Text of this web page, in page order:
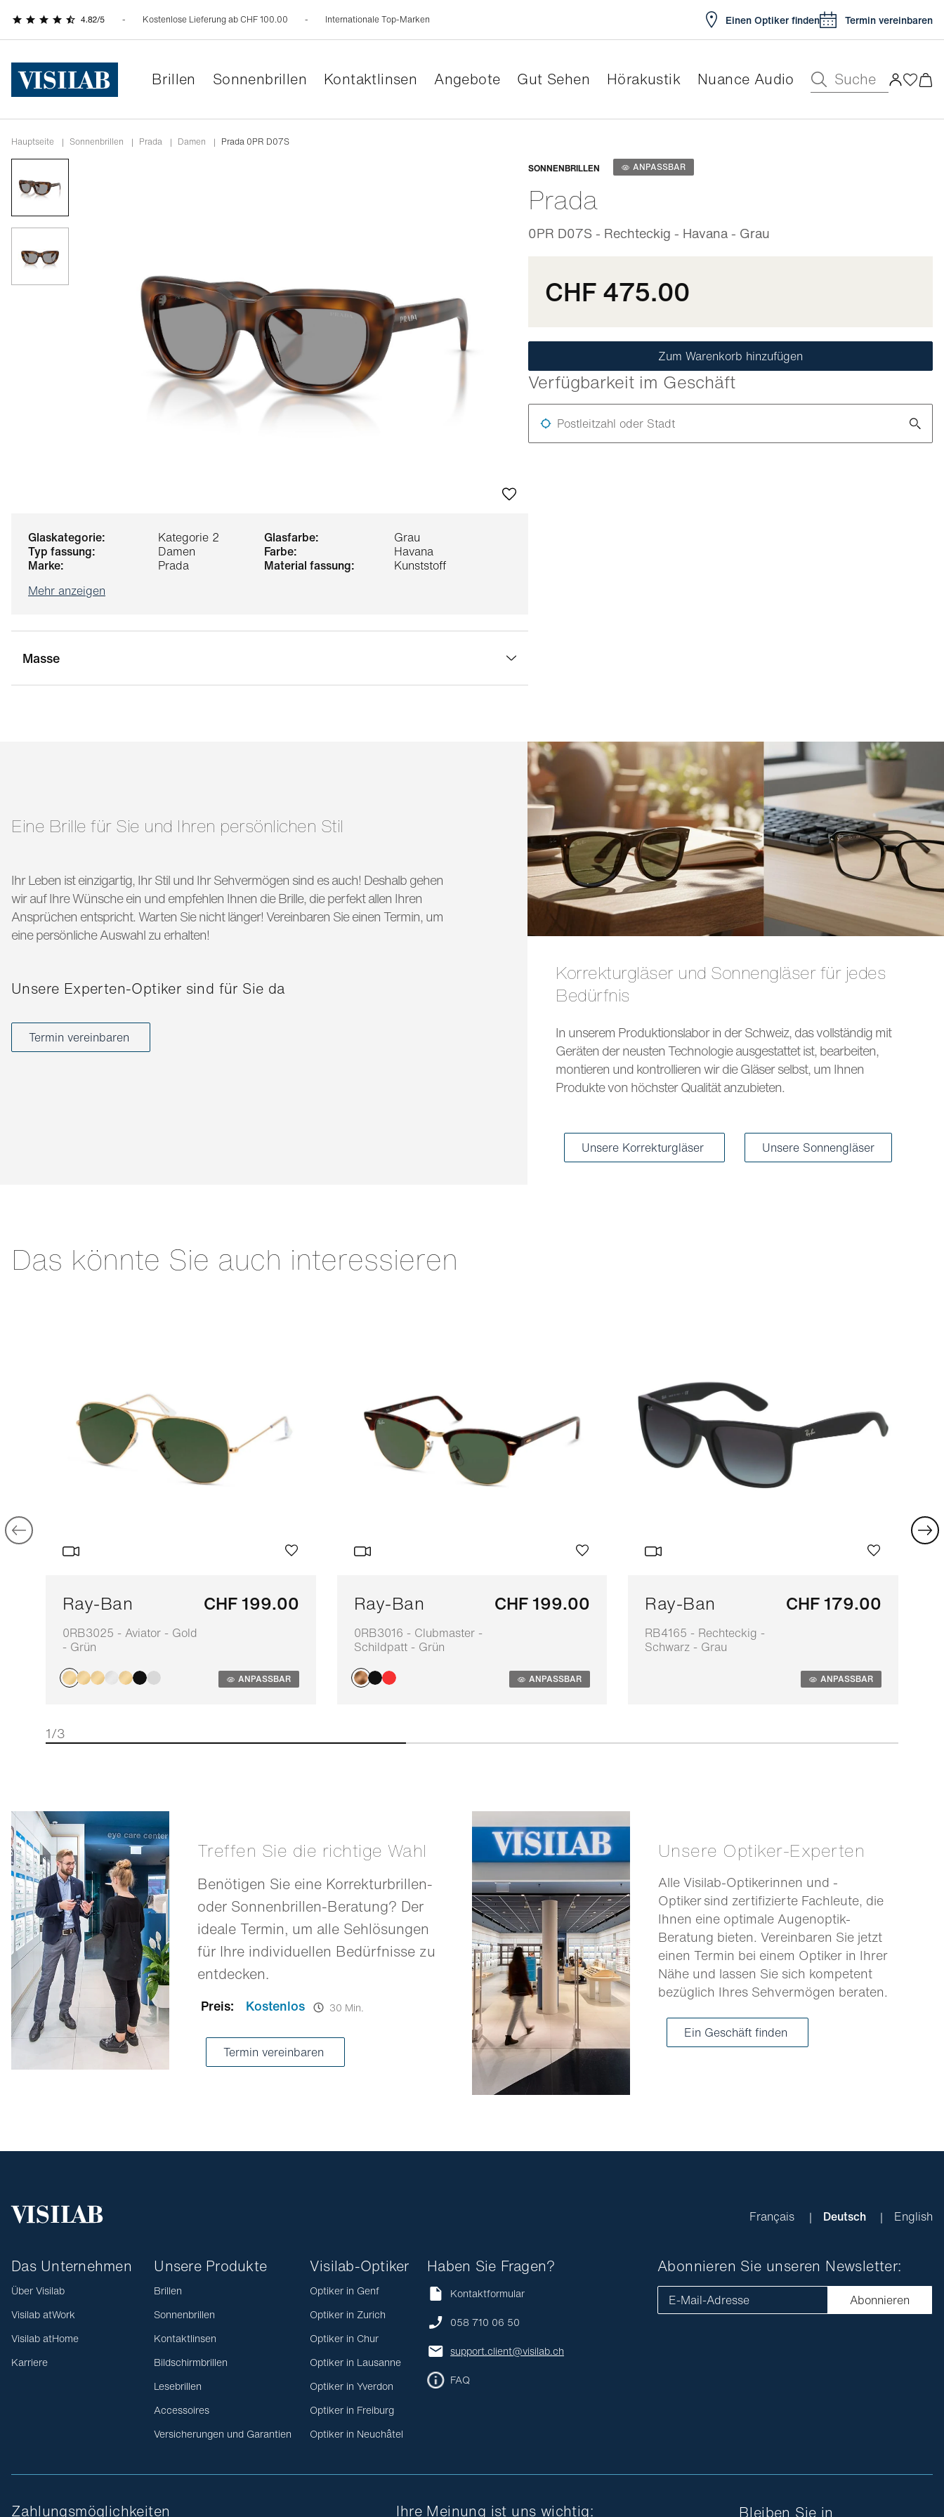
Kostenlose Lieferung ab CHF 100.00 Internationale Top-Marken Einen Optiker finden Termin vereinbaren
Brillen Sonnenbrillen Kontaktlinsen Angebote Gut Sehen Hörakustik Nuance Audio Suche
Hauptseite | Sonnenbrillen | prada | damen | Prada 0PR D07S
glaskategorie: Kategorie 2 glasfarbe:
Grau
typ fassung:
Damen farbe:
Havana
marke:
Prada material fassung:
Kunststoff
Mehr anzeigen
Masse
SONNENBRILLEN ANPASSBAR
Prada
0PR D07S - Rechteckig - Havana - Grau
Anpassbar
CHF 475.00
Zum Warenkorb hinzufügen
Verfügbarkeit im Geschäft
Postleitzahl oder Stadt
Eine Brille für Sie und Ihren persönlichen Stil
Ihr Leben ist einzigartig, Ihr Stil und Ihr Sehvermögen sind es auch! Deshalb gehen
wir auf Ihre Wünsche ein und empfehlen Ihnen die Brille, die perfekt allen Ihren
Ansprüchen entspricht. Warten Sie nicht länger! Vereinbaren Sie einen Termin, um
eine persönliche Auswahl zu erhalten!
Unsere Experten-Optiker sind für Sie da
Termin vereinbaren
Korrekturgläser und Sonnengläser für jedes
Bedürfnis
In unserem Produktionslabor in der Schweiz, das vollständig mit
Geräten der neusten Technologie ausgestattet ist, bearbeiten,
montieren und kontrollieren wir die Gläser selbst, um Ihnen
Produkte von höchster Qualität anzubieten.
Unsere Korrekturgläser Unsere Sonnengläser
Das könnte Sie auch interessieren
Ray-Ban
0RB3025 - Aviator - Gold
- Grün
CHF 199.00
ANPASSBAR
Ray-Ban
0RB3016 - Clubmaster -
Schildpatt - Grün
CHF 199.00
ANPASSBAR
Ray-Ban
RB4165 - Rechteckig -
Schwarz - Grau
CHF 179.00
ANPASSBAR
1/3
Treffen Sie die richtige Wahl
Benötigen Sie eine Korrekturbrillen-
oder Sonnenbrillen-Beratung? Der
ideale Termin, um alle Sehlösungen
für Ihre individuellen Bedürfnisse zu
entdecken.
Preis: Kostenlos 30 Min.
Termin vereinbaren
Unsere Optiker-Experten
Alle Visilab-Optikerinnen und -
Optiker sind zertifizierte Fachleute, die
Ihnen eine optimale Augenoptik-
Beratung bieten. Vereinbaren Sie jetzt
einen Termin bei einem Optiker in Ihrer
Nähe und lassen Sie sich kompetent
bezüglich Ihres Sehvermögen beraten.
Ein Geschäft finden
Français Deutsch English
Das Unternehmen
Über Visilab
Visilab atWork
Visilab atHome
Karriere
Unsere Produkte
Brillen
Sonnenbrillen
Kontaktlinsen
Bildschirmbrillen
Lesebrillen
Accessoires
Versicherungen und Garantien
Visilab-Optiker
Optiker in Genf
Optiker in Zurich
Optiker in Chur
Optiker in Lausanne
Optiker in Yverdon
Optiker in Freiburg
Optiker in Neuchâtel
Haben Sie Fragen?
Kontaktformular
058 710 06 50
support.client@visilab.ch
FAQ
Abonnieren Sie unseren Newsletter:
E-Mail-Adresse Abonnieren
Zahlungsmöglichkeiten Ihre Meinung ist uns wichtig: Bleiben Sie in